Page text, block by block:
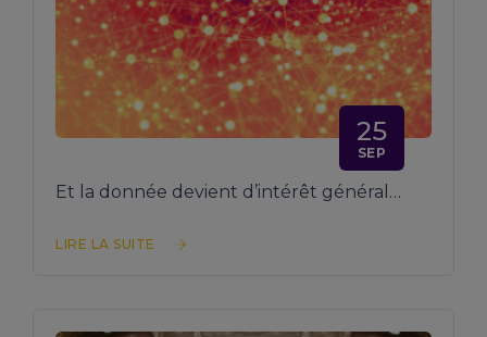
25
SEP
Et la donnée devient d’intérêt général…
LIRE LA SUITE